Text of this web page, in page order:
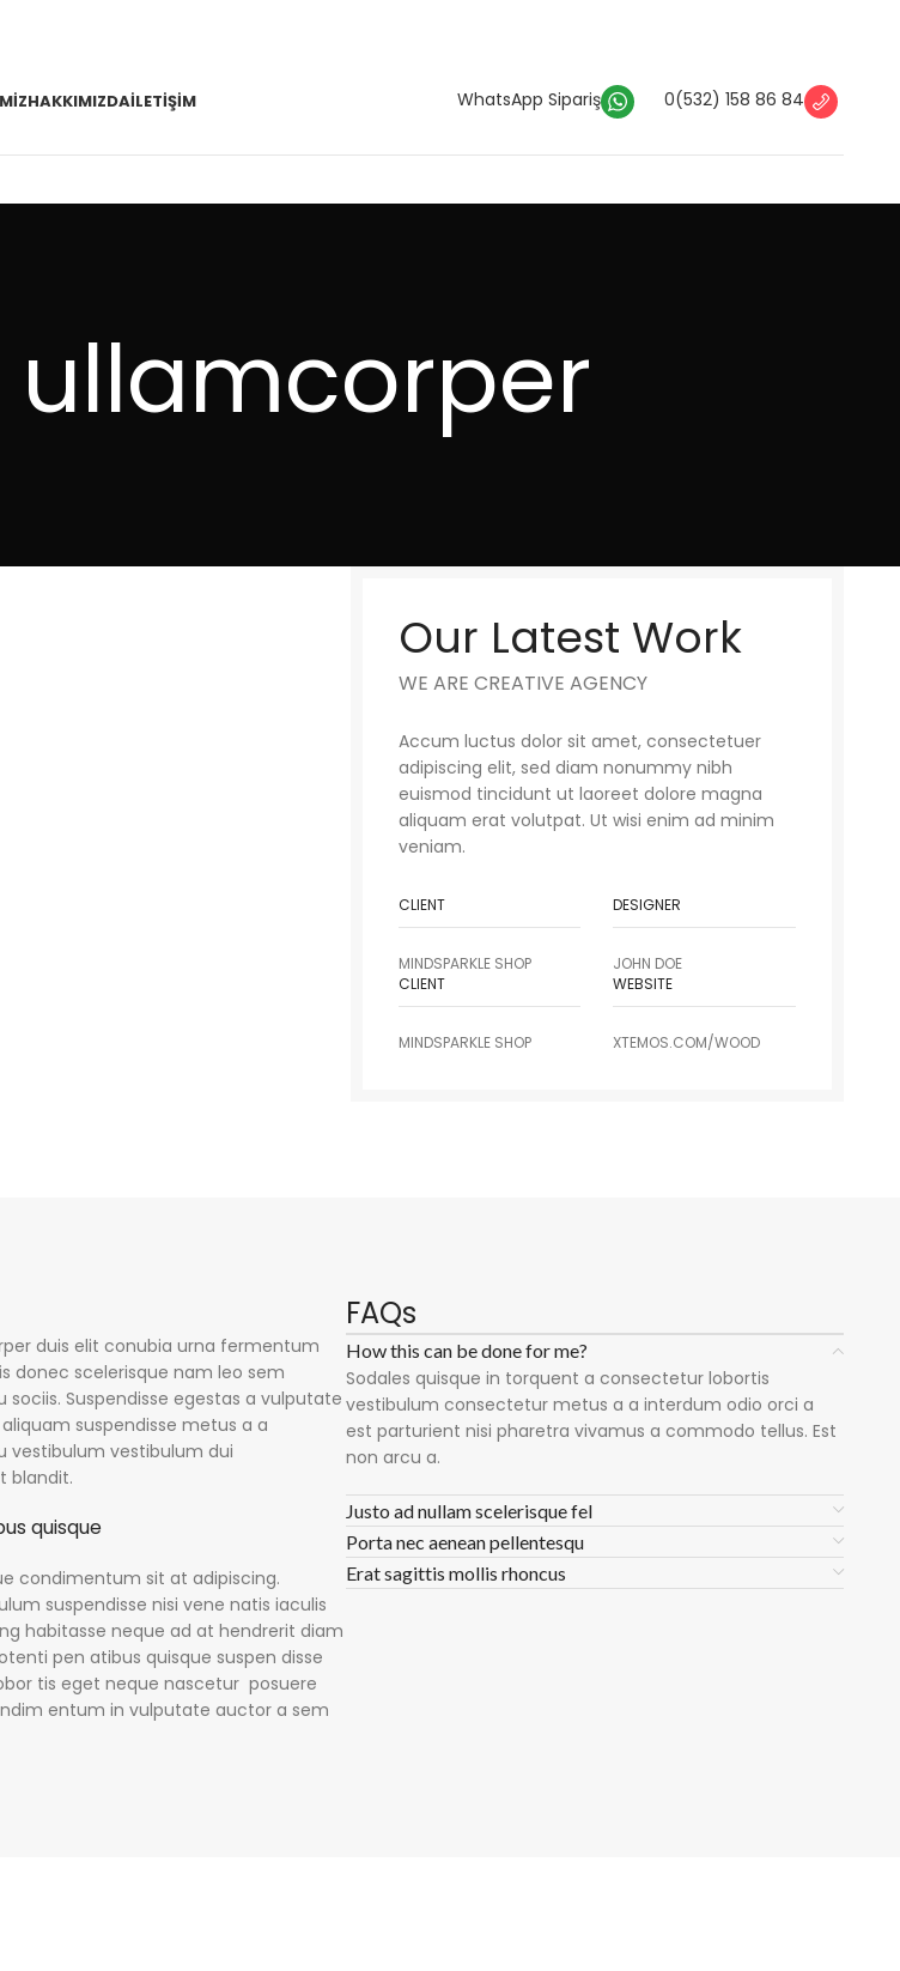
HAKKIMIZDAİLETIŞIM WhatsApp Sipariş 0(532) 158 86 84
ullamcorper
Our Latest Work
WE ARE CREATIVE AGENCY
Accum luctus dolor sit amet, consectetuer
adipiscing elit, sed diam nonummy nibh
euismod tincidunt ut laoreet dolore magna
aliquam erat volutpat. Ut wisi enim ad minim
veniam.
CLIENT
MINDSPARKLE SHOP
DESIGNER
JOHN DOE
CLIENT
MINDSPARKLE SHOP
WEBSITE
XTEMOS.COM/WOOD
duis elit conubia urna fermentum
donec scelerisque nam leo sem
Suspendisse egestas a vulputate
suspendisse metus a a
vestibulum vestibulum dui
blandit.
quisque
condimentum sit at adipiscing.
suspendisse nisi vene natis iaculis
habitasse neque ad at hendrerit diam
pen atibus quisque suspen disse
tis eget neque nascetur posuere
entum in vulputate auctor a sem
FAQs
How this can be done for me?
Sodales quisque in torquent a consectetur lobortis
vestibulum consectetur metus a a interdum odio orci a
est parturient nisi pharetra vivamus a commodo tellus. Est
non arcu a.
Justo ad nullam scelerisque fel
Porta nec aenean pellentesqu
Erat sagittis mollis rhoncus